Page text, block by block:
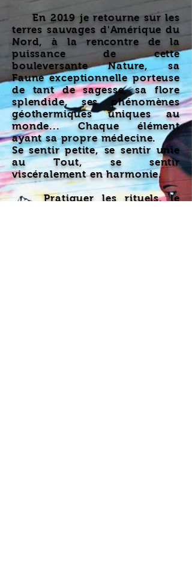
En 2019 je retourne sur les
terres sauvages d'Amérique du
Nord, à la rencontre de la
puissance de cette
bouleversante Nature, sa
Faune exceptionnelle porteuse
de tant de sagesse, sa flore
splendide, ses phénomènes
géothermiques uniques au
monde... Chaque élément
ayant sa propre médecine.
Se sentir petite, se sentir unie
au Tout, se sentir
viscéralement en harmonie.
Pratiquer les rituels, le